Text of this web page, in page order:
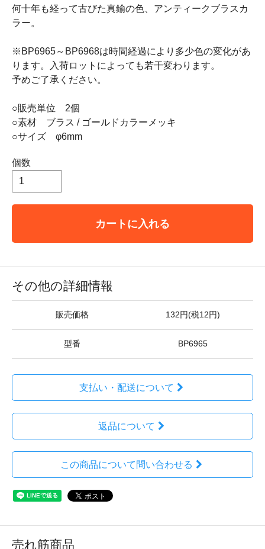
何十年も経って古びた真鍮の色、アンティークブラスカ
ラー。
※BP6965～BP6968は時間経過により多少色の変化があ
ります。入荷ロットによっても若干変わります。
予めご了承ください。
○販売単位 2個
○素材 ブラス / ゴールドカラーメッキ
○サイズ φ6mm
個数
カートに入れる
その他の詳細情報
販売価格 132円(税12円)
型番 BP6965
支払い・配送について
返品について
この商品について問い合わせる
売れ筋商品